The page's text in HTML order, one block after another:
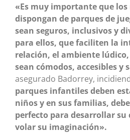
«Es muy importante que
dispongan de parques de
sean seguros, inclusivos y
para ellos, que faciliten la
relación, el ambiente
sean cómodos, accesibles y
asegurado Badorrey,
parques infantiles deben
niños y en sus familias,
perfecto para desarrollar
volar su imaginación».